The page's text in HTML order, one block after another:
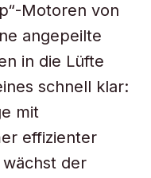
Motoren von
angepeilte
in die Lüfte
schnell klar:
mit
effizienter
der